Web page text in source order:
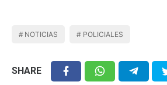
NOTICIAS POLICIALES
SHARE